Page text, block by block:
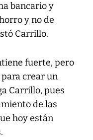
bancario y
y no de
Carrillo.
fuerte, pero
crear un
Carrillo, pues
de las
hoy están